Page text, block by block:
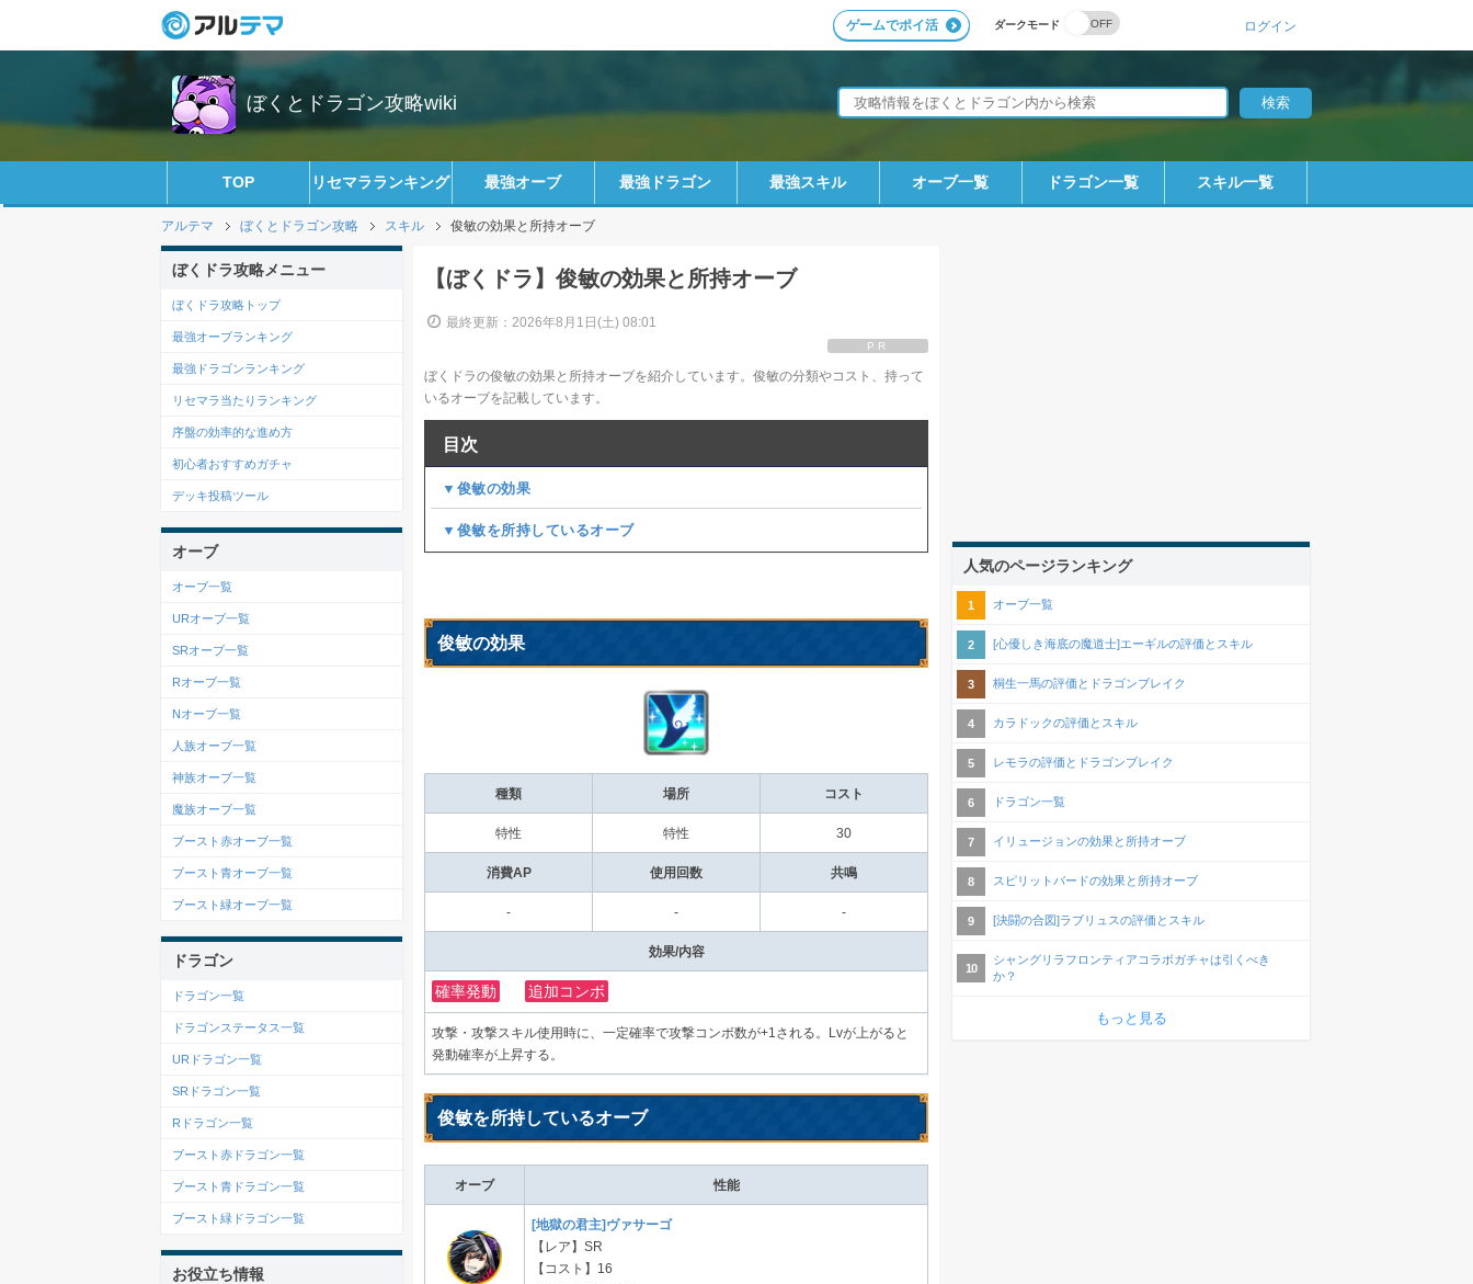
ダークモード
ゲームでポイ活 ログイン
ぼくとドラゴン攻略wiki
TOP リセマラランキング 最強オーブ 最強ドラゴン 最強スキル オーブ一覧 ドラゴン一覧 スキル一覧
アルテマ ぼくとドラゴン攻略 スキル 俊敏の効果と所持オーブ
【ぼくドラ】俊敏の効果と所持オーブ
最終更新：2026年8月1日(土) 08:01
PR
ぼくドラの俊敏の効果と所持オーブを紹介しています。俊敏の分類やコスト、持って
いるオーブを記載しています。
目次
▼俊敏の効果
▼俊敏を所持しているオーブ
俊敏の効果
種類 場所 コスト
特性 特性 30
消費AP 使用回数 共鳴
- - -
効果/内容
確率発動 追加コンボ
攻撃・攻撃スキル使用時に、一定確率で攻撃コンボ数が+1される。Lvが上がると
発動確率が上昇する。
俊敏を所持しているオーブ
オーブ 性能
[地獄の君主]ヴァサーゴ
【レア】SR
【コスト】16
ぼくドラ攻略メニュー
ぼくドラ攻略トップ
最強オーブランキング
最強ドラゴンランキング
リセマラ当たりランキング
序盤の効率的な進め方
初心者おすすめガチャ
デッキ投稿ツール
オーブ
オーブ一覧
URオーブ一覧
SRオーブ一覧
Rオーブ一覧
Nオーブ一覧
人族オーブ一覧
神族オーブ一覧
魔族オーブ一覧
ブースト赤オーブ一覧
ブースト青オーブ一覧
ブースト緑オーブ一覧
ドラゴン
ドラゴン一覧
ドラゴンステータス一覧
URドラゴン一覧
SRドラゴン一覧
Rドラゴン一覧
ブースト赤ドラゴン一覧
ブースト青ドラゴン一覧
ブースト緑ドラゴン一覧
お役立ち情報
人気のページランキング
オーブ一覧
[心優しき海底の魔道士]エーギルの評価とスキル
桐生一馬の評価とドラゴンブレイク
カラドックの評価とスキル
レモラの評価とドラゴンブレイク
ドラゴン一覧
イリュージョンの効果と所持オーブ
スピリットバードの効果と所持オーブ
[決闘の合図]ラブリュスの評価とスキル
シャングリラフロンティアコラボガチャは引くべき
か？
もっと見る